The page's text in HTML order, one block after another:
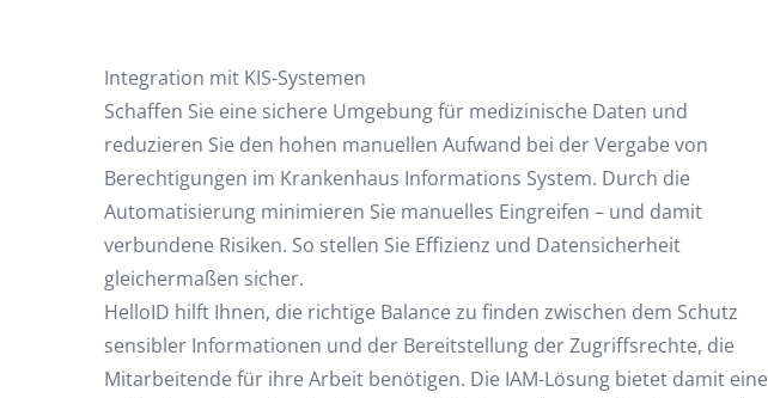
Integration mit KIS-Systemen
Schaffen Sie eine sichere Umgebung für medizinische Daten und
reduzieren Sie den hohen manuellen Aufwand bei der Vergabe von
Berechtigungen im Krankenhaus Informations System. Durch die
Automatisierung minimieren Sie manuelles Eingreifen – und damit
verbundene Risiken. So stellen Sie Effizienz und Datensicherheit
gleichermaßen sicher.
HelloID hilft Ihnen, die richtige Balance zu finden zwischen dem Schutz
sensibler Informationen und der Bereitstellung der Zugriffsrechte, die
Mitarbeitende für ihre Arbeit benötigen. Die IAM-Lösung bietet damit eine